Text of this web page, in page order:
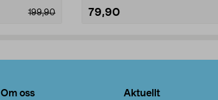
199,90 79,90
Om oss Aktuellt